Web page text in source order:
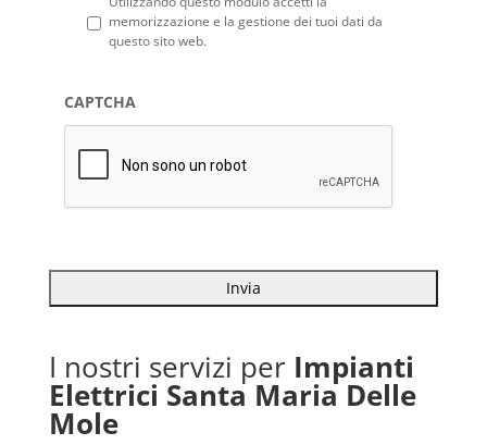
memorizzazione e la gestione dei tuoi dati da
questo sito web.
CAPTCHA
I nostri servizi per Impianti
Elettrici Santa Maria Delle
Mole